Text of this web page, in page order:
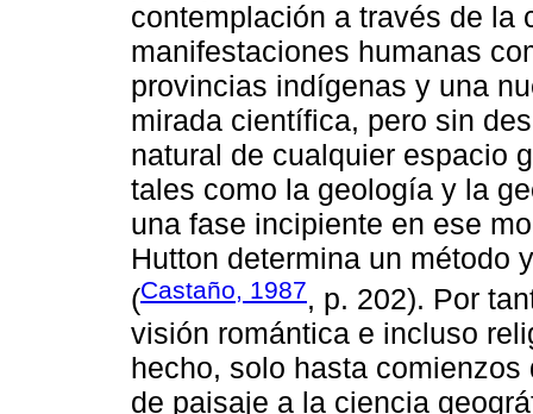
contemplación a través de la
manifestaciones humanas
provincias indígenas y una
mirada científica, pero sin
natural de cualquier espacio
tales como la geología y la
una fase incipiente en ese
Hutton determina un método
(Castaño, 1987, p. 202). Por
visión romántica e incluso
hecho, solo hasta
de paisaje a la ciencia